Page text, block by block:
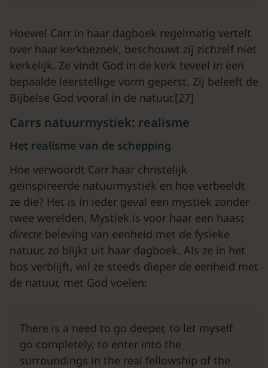
Hoewel Carr in haar dagboek regelmatig vertelt
over haar kerkbezoek, beschouwt zij zichzelf niet
kerkelijk. Ze vindt God in de kerk teveel in een
bepaalde leerstellige vorm geperst. Zij beleeft de
Bijbelse God vooral in de natuur.[27]
Carrs natuurmystiek: realisme
Het realisme van de schepping
Hoe verwoordt Carr haar christelijk
geïnspireerde natuurmystiek en hoe verbeeldt
ze die? Het is in ieder geval een mystiek zonder
twee werelden. Mystiek is voor haar een haast
directe beleving van eenheid met de fysieke
natuur, zo blijkt uit haar dagboek. Als ze in het
bos verblijft, wil ze steeds dieper de eenheid met
de natuur, met God voelen:
There is a need to go deeper, to let myself
go completely, to enter into the
surroundings in the real fellowship of the